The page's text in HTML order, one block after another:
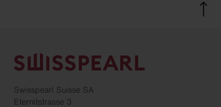
Swisspearl Suisse SA
Eternitstrasse 3